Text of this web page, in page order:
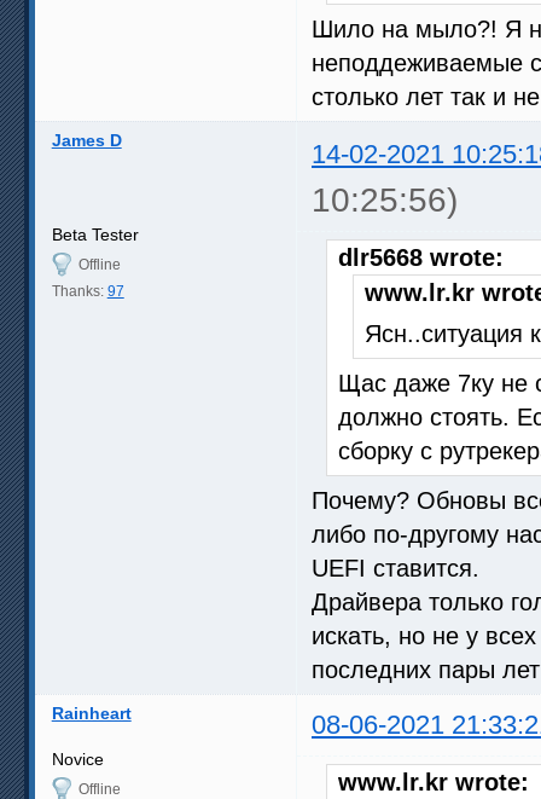
Шило на мыло?! Я
неподдеживаемые
столько лет так и
James D 14-02-2021
10:25:56)
Beta Tester
Offline
Thanks: 97
dlr5668 wrote:
www.lr.kr
Ясн..ситуация
Щас даже 7ку не
должно стоять.
сборку с
Почему? Обновы
либо по-другому
UEFI ставится.
Драйвера только
искать, но не у
последних пары
Rainheart 08-06-2021
Novice
Offline
www.lr.kr wrote: